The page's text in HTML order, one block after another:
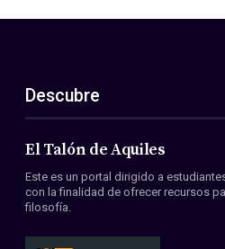
ES
EN
Acerca de nosotros
Miembros
Convenios
Descubre
El Talón de Aquiles
Este es un portal dirigido a
con la finalidad de ofrecer recursos
filosofía.